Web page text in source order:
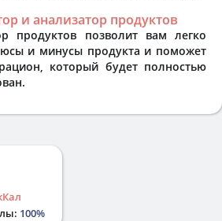
и анализатор продуктов
продуктов позволит вам легко
и минусы продукта и поможет
который будет полностью
100%